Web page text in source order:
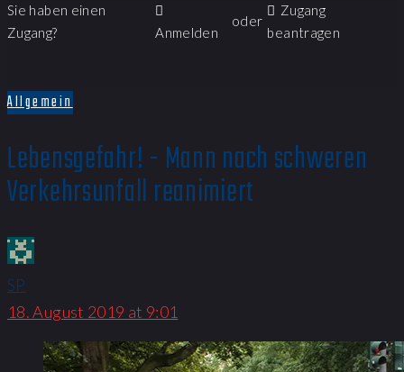
Sie haben einen
Zugang?
Anmelden
oder
Zugang
beantragen
Allgemein
Lebensgefahr! - Mann nach schweren
Verkehrsunfall reanimiert
SP
18. August 2019 at 9:01